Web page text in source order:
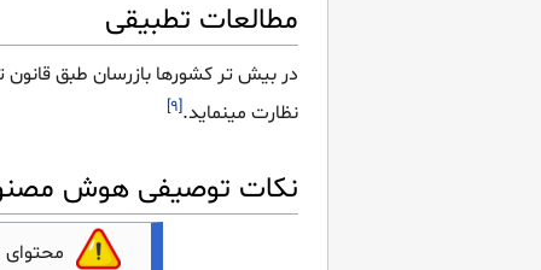
مطالعات تطبیقی
در بیش تر کشورها بازرسان طبق
نظارت مینماید.[۹]
نکات توصیفی هوش مصنوعی ماده